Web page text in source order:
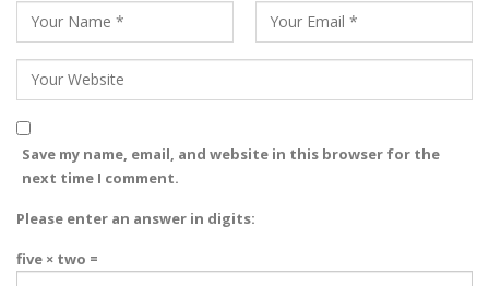
Save my name, email, and website in this browser for the
next time I comment.
Please enter an answer in digits:
five × two =